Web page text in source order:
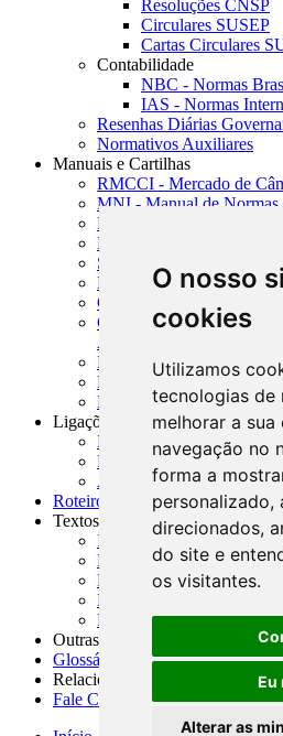
O nosso
cookies
Utilizamos
tecnologias de
melhorar a
navegação no
forma a
personalizado,
direcionados,
do site e
os visitantes.
Eu
Alterar as
Resoluções CNSP
Circulares SUSEP
Cartas Circulares
Contabilidade
NBC - Normas
IAS - Normas
Resenhas Diárias
Normativos Auxiliares
Manuais e Cartilhas
RMCCI - Mercado de
MNI - Manual de Normas
MTVM - Manual de
MCR - Manual de Crédito
SISORF - Manual de
MASUP - Manual de
CADOC - Catálogo de
CNAE-CONCLA -
Atividades Econômicas
PMF - Cartilhas do BCB
Manuais Auxiliares do
Resenhas Diárias
Ligações Externas
Links Úteis
Presidência da República
Agências Nacionais
Roteiros para Estudos
Textos
Índice de Textos
Editorial
Monografias
Na Imprensa
Fórum de Discussão
Outras ferramentas
Glossário
Relacionamento
Fale Conosco